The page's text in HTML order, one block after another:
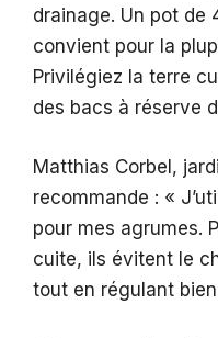
drainage. Un pot de
convient pour la
Privilégiez la terre
des bacs à réserve
Matthias Corbel,
recommande : «
pour mes agrumes.
cuite, ils évitent le
tout en régulant